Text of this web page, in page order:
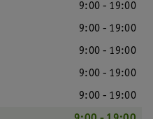
9:00 - 19:00
9:00 - 19:00
9:00 - 19:00
9:00 - 19:00
9:00 - 19:00